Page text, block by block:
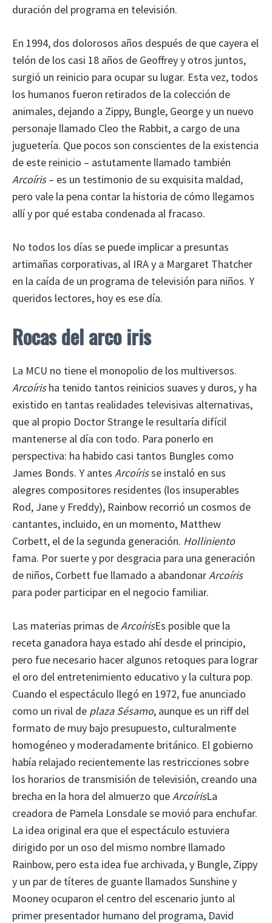
duración del programa en televisión.
En 1994, dos dolorosos años después de que cayera el
telón de los casi 18 años de Geoffrey y otros juntos,
surgió un reinicio para ocupar su lugar. Esta vez, todos
los humanos fueron retirados de la colección de
animales, dejando a Zippy, Bungle, George y un nuevo
personaje llamado Cleo the Rabbit, a cargo de una
juguetería. Que pocos son conscientes de la existencia
de este reinicio – astutamente llamado también
Arcoíris– es un testimonio de su exquisita maldad,
pero vale la pena contar la historia de cómo llegamos
allí y por qué estaba condenada al fracaso.
No todos los días se puede implicar a presuntas
artimañas corporativas, al IRA y a Margaret Thatcher
en la caída de un programa de televisión para niños. Y
queridos lectores, hoy es ese día.
Rocas del arco iris
La MCU no tiene el monopolio de los multiversos.
Arcoírisha tenido tantos reinicios suaves y duros, y ha
existido en tantas realidades televisivas alternativas,
que al propio Doctor Strange le resultaría difícil
mantenerse al día con todo. Para ponerlo en
perspectiva: ha habido casi tantos Bungles como
James Bonds. Y antes Arcoírisse instaló en sus
alegres compositores residentes (los insuperables
Rod, Jane y Freddy), Rainbow recorrió un cosmos de
cantantes, incluido, en un momento, Matthew
Corbett, el de la segunda generación. Holliniento
fama. Por suerte y por desgracia para una generación
de niños, Corbett fue llamado a abandonarArcoíris
para poder participar en el negocio familiar.
Las materias primas deArcoírisEs posible que la
receta ganadora haya estado ahí desde el principio,
pero fue necesario hacer algunos retoques para lograr
el oro del entretenimiento educativo y la cultura pop.
Cuando el espectáculo llegó en 1972, fue anunciado
como un rival de plaza Sésamo, aunque es un riff del
formato de muy bajo presupuesto, culturalmente
homogéneo y moderadamente británico. El gobierno
había relajado recientemente las restricciones sobre
los horarios de transmisión de televisión, creando una
brecha en la hora del almuerzo queArcoírisLa
creadora de Pamela Lonsdale se movió para enchufar.
La idea original era que el espectáculo estuviera
dirigido por un oso del mismo nombre llamado
Rainbow, pero esta idea fue archivada, y Bungle, Zippy
y un par de títeres de guante llamados Sunshine y
Mooney ocuparon el centro del escenario junto al
primer presentador humano del programa, David